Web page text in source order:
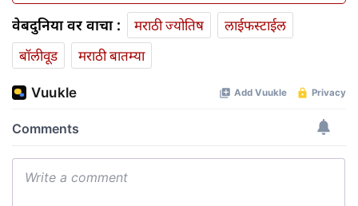
वेबदुनिया वर वाचा : मराठी ज्योतिष
लाईफस्टाईल
बॉलीवूड
मराठी बातम्या